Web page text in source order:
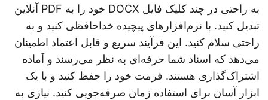
به راحتی در چند کلیک فایل DOCX خود را به PDF آنلاین
تبدیل کنید. با نرم‌افزارهای پیچیده خداحافظی کنید و به
راحتی سلام کنید. این فرآیند سریع و قابل اعتماد اطمینان
می‌دهد که اسناد شما حرفه‌ای به نظر می‌رسند و آماده
اشتراک‌گذاری هستند. فرمت خود را حفظ کنید و با یک
ابزار آسان برای استفاده زمان صرفه‌جویی کنید. نیازی به